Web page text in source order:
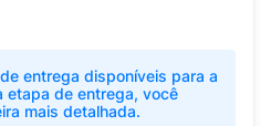
entrega disponíveis para a
etapa de entrega, você
mais detalhada.